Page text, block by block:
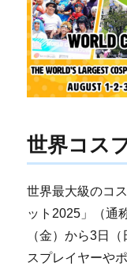
世界コス
世界最大級のコ
ット2025」（通
（金）から3日
スプレイヤーや